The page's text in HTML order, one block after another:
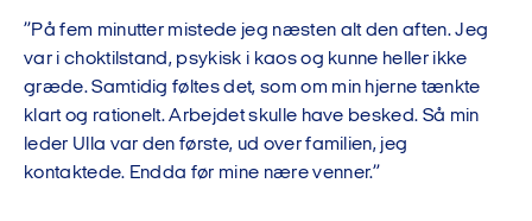
”På fem minutter mistede jeg næsten alt den aften. Jeg
var i choktilstand, psykisk i kaos og kunne heller ikke
græde. Samtidig føltes det, som om min hjerne tænkte
klart og rationelt. Arbejdet skulle have besked. Så min
leder Ulla var den første, ud over familien, jeg
kontaktede. Endda før mine nære venner.”